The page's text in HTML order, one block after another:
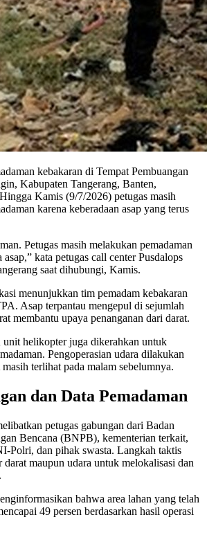
kebakaran di Tempat Pembuangan
Kabupaten Tangerang, Banten,
Kamis (9/7/2026) petugas masih
karena keberadaan asap yang terus
Petugas masih melakukan pemadaman
kata petugas call center Pusdalops
saat dihubungi, Kamis.
menunjukkan tim pemadam kebakaran
Asap terpantau mengepul di sejumlah
membantu upaya penanganan dari darat.
unit helikopter juga dikerahkan untuk
Pengoperasian udara dilakukan
terlihat pada malam sebelumnya.
dan Data Pemadaman
petugas gabungan dari Badan
Bencana (BNPB), kementerian terkait,
Polri, dan pihak swasta. Langkah taktis
maupun udara untuk melokalisasi dan
bahwa area lahan yang telah
49 persen berdasarkan hasil operasi